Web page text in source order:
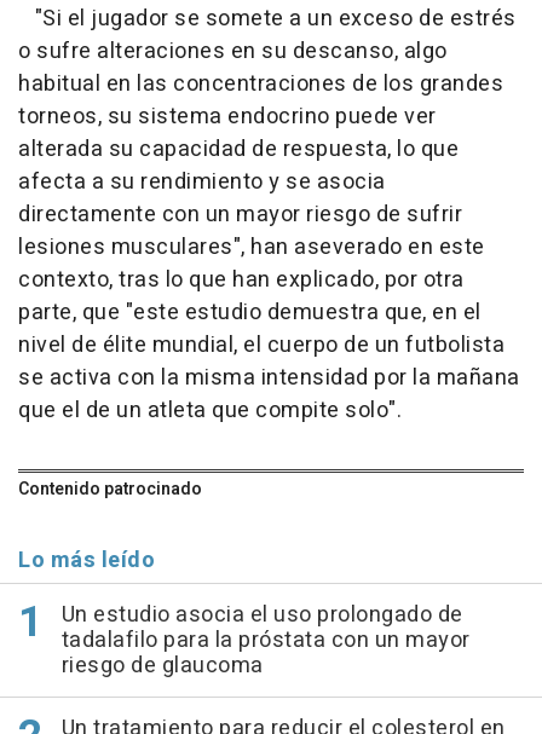
"Si el jugador se somete a un exceso de estrés
o sufre alteraciones en su descanso, algo
habitual en las concentraciones de los grandes
torneos, su sistema endocrino puede ver
alterada su capacidad de respuesta, lo que
afecta a su rendimiento y se asocia
directamente con un mayor riesgo de sufrir
lesiones musculares", han aseverado en este
contexto, tras lo que han explicado, por otra
parte, que "este estudio demuestra que, en el
nivel de élite mundial, el cuerpo de un futbolista
se activa con la misma intensidad por la mañana
que el de un atleta que compite solo".
Contenido patrocinado
Lo más leído
Un estudio asocia el uso prolongado de
tadalafilo para la próstata con un mayor
riesgo de glaucoma